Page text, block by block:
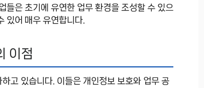
들은 초기에 유연한 업무 환경을 조성할 수 있으
있어 매우 유연합니다.
이점
고 있습니다. 이들은 개인정보 보호와 업무 공